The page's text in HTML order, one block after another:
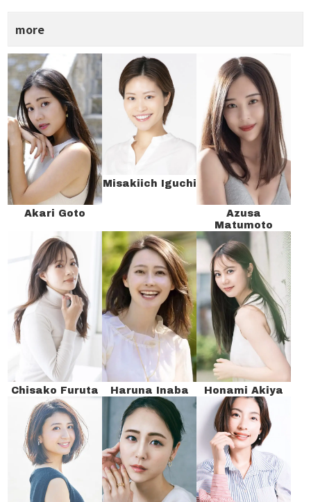
more
Akari Goto
Misakiich Iguchi
Azusa
Matumoto
Chisako Furuta Haruna Inaba Honami Akiya